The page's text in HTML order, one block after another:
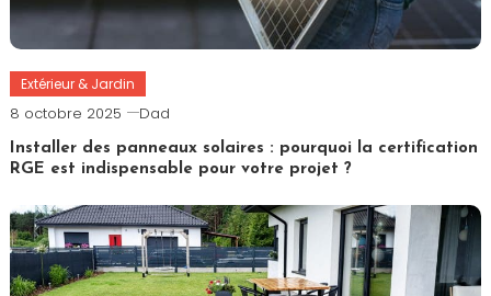
Extérieur & Jardin
8 octobre 2025 Dad
Installer des panneaux solaires : pourquoi la certification
RGE est indispensable pour votre projet ?